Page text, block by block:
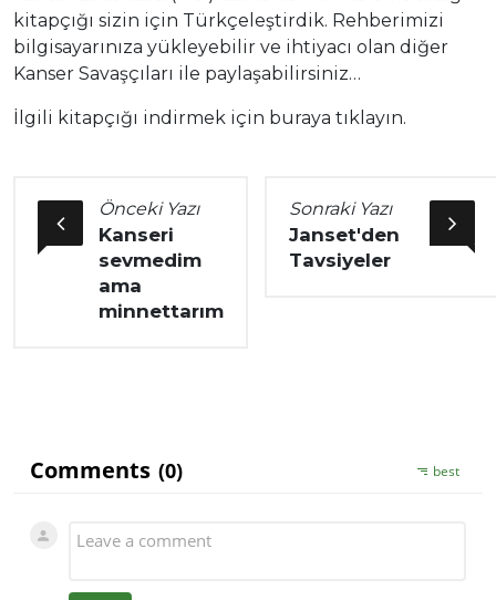
kitapçığı sizin için Türkçeleştirdik. Rehberimizi
bilgisayarınıza yükleyebilir ve ihtiyacı olan diğer
Kanser Savaşçıları ile paylaşabilirsiniz…
İlgili kitapçığı indirmek için buraya tıklayın.
Önceki Yazı
Kanseri
sevmedim
ama
minnettarım
Sonraki Yazı
Janset'den
Tavsiyeler